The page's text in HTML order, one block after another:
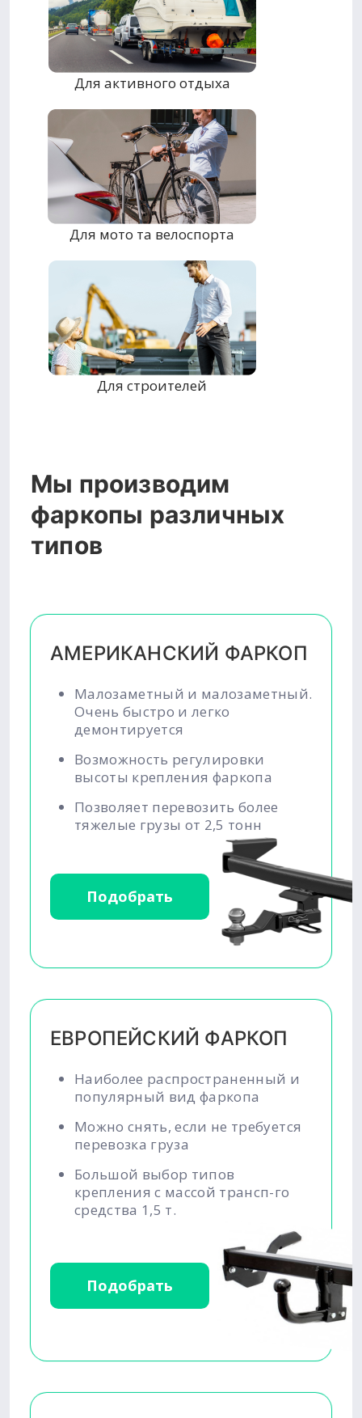
Для активного отдыха
Для мото та велоспорта
Для строителей
Мы производим
фаркопы различных
типов
АМЕРИКАНСКИЙ ФАРКОП
Малозаметный и малозаметный.
Очень быстро и легко
демонтируется
Возможность регулировки
высоты крепления фаркопа
Позволяет перевозить более
тяжелые грузы от 2,5 тонн
Подобрать
ЕВРОПЕЙСКИЙ ФАРКОП
Наиболее распространенный и
популярный вид фаркопа
Можно снять, если не требуется
перевозка груза
Большой выбор типов
крепления с массой трансп-го
средства 1,5 т.
Подобрать